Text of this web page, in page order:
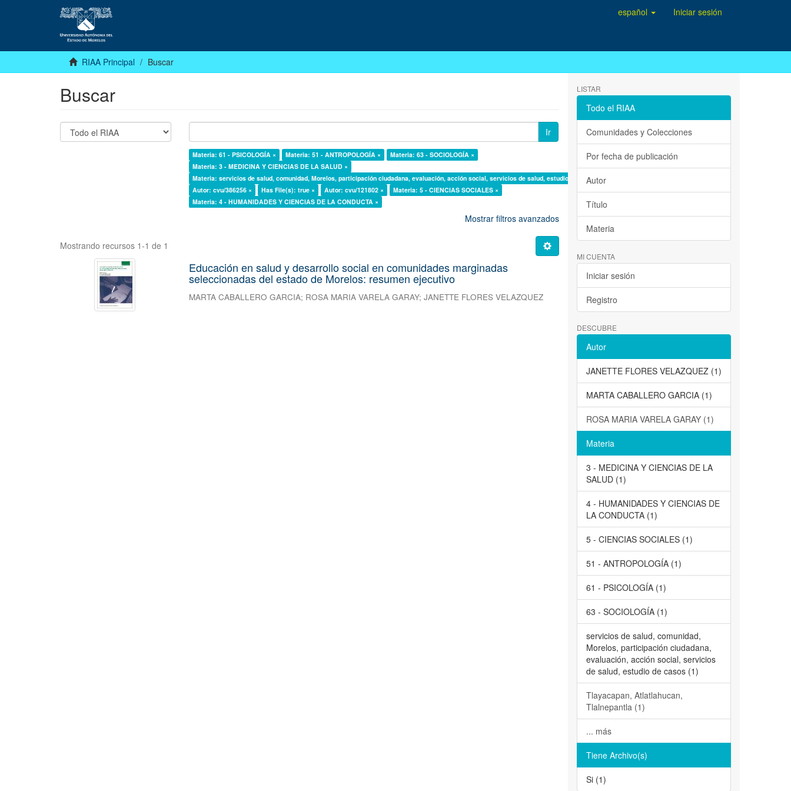
español Iniciar sesión
RIAA Principal Buscar
Buscar
Ir
Materia: 61 - PSICOLOGÍA × Materia: 51 - ANTROPOLOGÍA ×
Materia: 63 - SOCIOLOGÍA ×
Materia: 3 - MEDICINA Y CIENCIAS DE LA SALUD ×
Materia: servicios de salud, comunidad, Morelos, participación ciudadana, evaluación, acción social, servicios de salud, estudio de casos ×
Autor: cvu/386256 ×
Has File(s): true × Autor: cvu/121802 ×
Materia: 5 - CIENCIAS SOCIALES ×
Materia: 4 - HUMANIDADES Y CIENCIAS DE LA CONDUCTA ×
Mostrar filtros avanzados
Mostrando recursos 1-1 de 1
Educación en salud y desarrollo social en comunidades marginadas
seleccionadas del estado de Morelos: resumen ejecutivo
MARTA CABALLERO GARCIA; ROSA MARIA VARELA GARAY;JANETTE FLORES VELAZQUEZ
LISTAR
Todo el RIAA
Comunidades y Colecciones
Por fecha de publicación
Autor
Título
Materia
MI CUENTA
Iniciar sesión
Registro
DESCUBRE
Autor
JANETTE FLORES VELAZQUEZ (1)
MARTA CABALLERO GARCIA (1)
ROSA MARIA VARELA GARAY (1)
Materia
3 - MEDICINA Y CIENCIAS DE LA
SALUD (1)
4 - HUMANIDADES Y CIENCIAS DE
LA CONDUCTA (1)
5 - CIENCIAS SOCIALES (1)
51 - ANTROPOLOGÍA (1)
61 - PSICOLOGÍA (1)
63 - SOCIOLOGÍA (1)
servicios de salud, comunidad,
Morelos, participación ciudadana,
evaluación, acción social, servicios
de salud, estudio de casos (1)
Tlayacapan, Atlatlahucan,
Tlalnepantla (1)
... más
Tiene Archivo(s)
Si (1)